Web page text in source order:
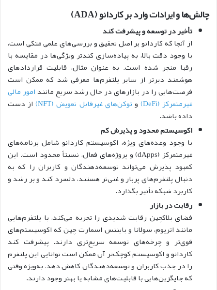
چالش‌ها و ایرادات وارد بر کاردانو (ADA)
تأخیر در توسعه و پیشرفت کند
از آنجا که کار‌دانو بر اصل تحقیق و بررسی‌های علمی متکی است،
با وجود دقت بالا، به پیاده‌سازی کندتر ویژگی‌ها در مقایسه با
رقبا منجر شده است. به عنوان مثال، قابلیت قراردادهای
هوشمند دیرتر از سایر پلتفرم‌ها معرفی شد که ممکن است
فرصت‌هایی را در بازارهای در حال رشد سریع مانندامور مالی
غیرمتمرکز (DeFi)
و توکن‌های غیرقابل تعویض (NFT)
از دست
داده باشد.
اکوسیستم محدود و پذیرش کم
با وجود وعده‌های ویژه، اکوسیستم کار‌دانو شامل برنامه‌های
غیرمتمرکز (dApps) و پروژه‌های فعال، نسبتاً محدود است. این
کمبود پذیرش می‌تواند توسعه‌دهندگان و کاربران را که به
دنبال پلتفرم‌های پربار و غنی‌تر هستند، دلسرد کند و بر رشد و
کاربرد شبکه تأثیر بگذارد.
رقابت در بازار
فضای بلاکچین رقابت شدیدی را تجربه می‌کند، با پلتفرم‌هایی
مانند اتریوم، سولانا و بایننس اسمارت چین که اکوسیستم‌های
قوی‌تر و چرخه‌های توسعه سریع‌تری دارند. پیشرفت کند
کار‌دانو و اکوسیستم کوچک‌تر آن ممکن است توانایی این پلتفرم
را در جذب کاربران و توسعه‌دهندگان کاهش دهد، به‌ویژه وقتی
که جایگزین‌هایی با قابلیت‌های مشابه یا بهتر وجود دارند.